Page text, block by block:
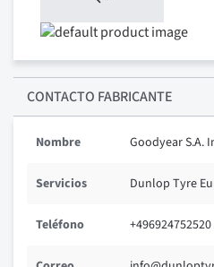
CONTACTO FABRICANTE
Nombre Goodyear S.A.
Servicios Dunlop Tyre
Teléfono +496924752520